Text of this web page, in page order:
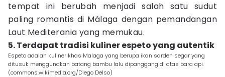
tempat ini berubah menjadi salah satu sudut
paling romantis di Málaga dengan pemandangan
Laut Mediterania yang memukau.
5. Terdapat tradisi kuliner espeto yang autentik
Espeto adalah kuliner khas Malaga yang berupa ikan sarden segar yang
ditusuk menggunakan batang bambu lalu dipanggang di atas bara api.
(commons.wikimedia.org/Diego Delso)